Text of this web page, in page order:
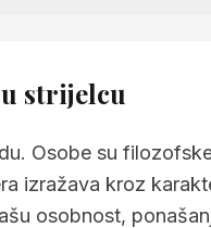
strijelcu
Osobe su
izražava kroz
osobnost,